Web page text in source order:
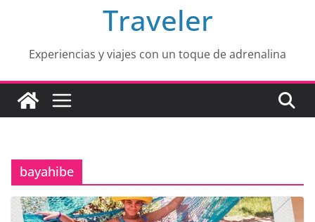
Traveler
Experiencias y viajes con un toque de adrenalina
bayahibe